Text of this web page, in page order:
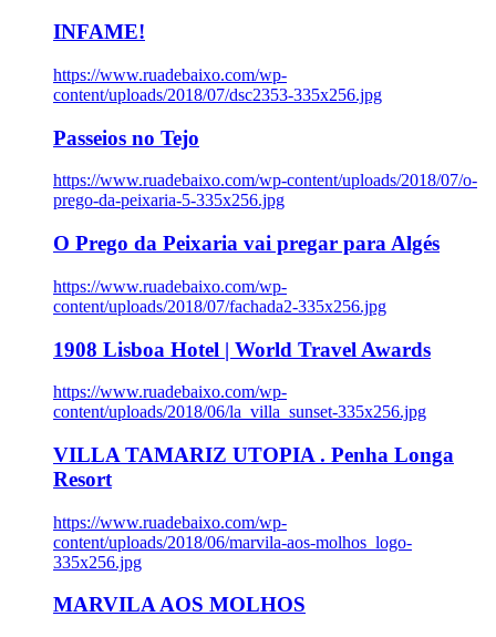
INFAME!
https://www.ruadebaixo.com/wp-
content/uploads/2018/07/dsc2353-335x256.jpg
Passeios no Tejo
https://www.ruadebaixo.com/wp-content/uploads/2018/07/o-
prego-da-peixaria-5-335x256.jpg
O Prego da Peixaria vai pregar para Algés
https://www.ruadebaixo.com/wp-
content/uploads/2018/07/fachada2-335x256.jpg
1908 Lisboa Hotel | World Travel Awards
https://www.ruadebaixo.com/wp-
content/uploads/2018/06/la_villa_sunset-335x256.jpg
VILLA TAMARIZ UTOPIA . Penha Longa
Resort
https://www.ruadebaixo.com/wp-
content/uploads/2018/06/marvila-aos-molhos_logo-
335x256.jpg
MARVILA AOS MOLHOS